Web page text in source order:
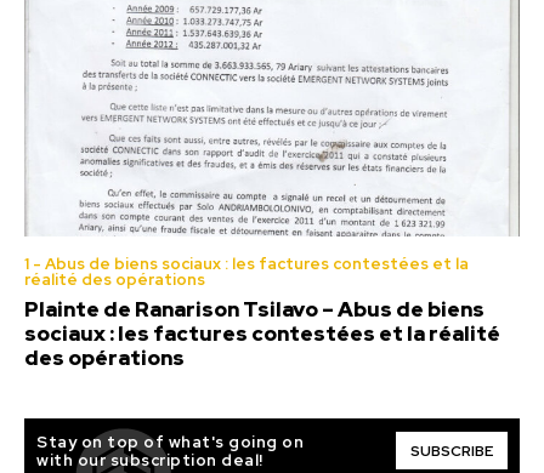
1 - Abus de biens sociaux : les factures contestées et la
réalité des opérations
Plainte de Ranarison Tsilavo – Abus de biens
sociaux : les factures contestées et la réalité
des opérations
Stay on top of what's going on
with our subscription deal!
SUBSCRIBE